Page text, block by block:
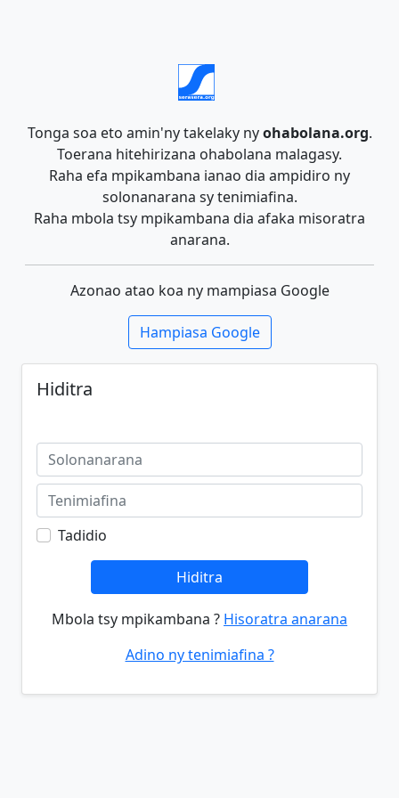
Tonga soa eto amin'ny takelaky nyohabolana.org.
Toerana hitehirizana ohabolana malagasy.
Raha efa mpikambana ianao dia ampidiro ny
solonanarana sy tenimiafina.
Raha mbola tsy mpikambana dia afaka misoratra
anarana.
Azonao atao koa ny mampiasa Google
Hampiasa Google
Hiditra
Tadidio
Hiditra
Mbola tsy mpikambana ? Hisoratra anarana
Adino ny tenimiafina ?